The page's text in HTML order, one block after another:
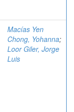
Macías Yen
Chong, Yohanna;
Loor Giler, Jorge
Luis